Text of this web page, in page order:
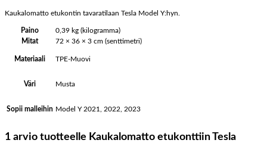
Kaukalomatto etukontin tavaratilaan Tesla Model Y:hyn.
Paino
0,39 kg (kilogramma)
Mitat
72 × 36 × 3 cm (senttimetri)
Materiaali TPE-Muovi
Väri Musta
Sopii malleihin Model Y 2021, 2022, 2023
1 arvio tuotteelle Kaukalomatto etukonttiin Tesla